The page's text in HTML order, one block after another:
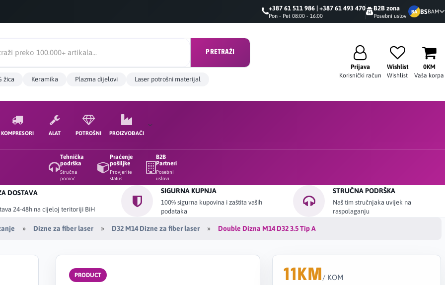
+387 61 511 986 | +387 61 493 470
Pon - Pet 08:00 - 16:00
B2B zona
Posebni uslovi
BA BSBAM
PRETRAŽI
žica Keramika Plazma dijelovi Laser potrošni materijal
Prijava
Korisnički račun
Wishlist
Wishlist
0KM
Vaša korpa
KOMPRESORI ALAT POTROŠNI PROIZVOĐAČI
Tehnička
podrška
Stručna
pomoć
Praćenje
pošiljke
Provjerite
status
B2B
Partneri
Posebni
uslovi
DOSTAVA
24-48h na cijeloj teritoriji BiH
SIGURNA KUPNJA
100% sigurna kupovina i zaštita vaših
podataka
STRUČNA PODRŠKA
Naš tim stručnjaka uvijek na
raspolaganju
Dizne za fiber laser D32 M14 Dizne za fiber laser Double Dizna M14 D32 3.5 Tip A
PRODUCT 11KM/ KOM